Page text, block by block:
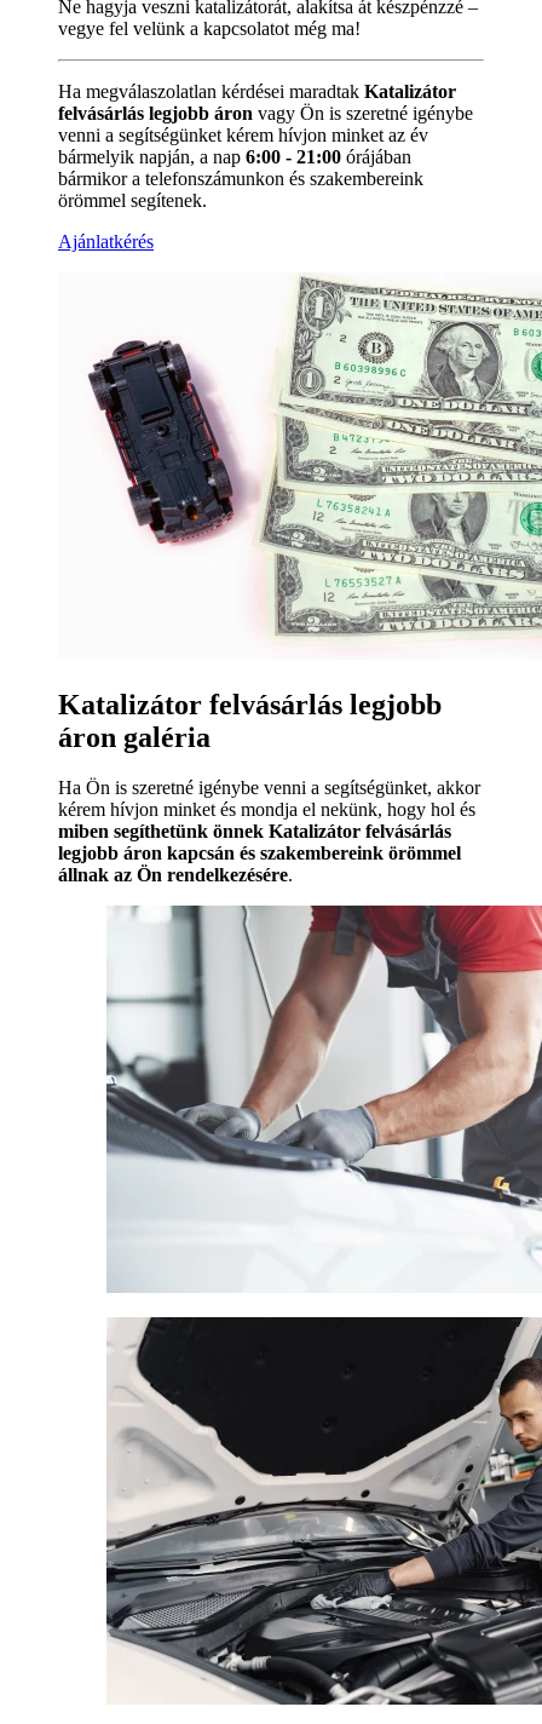
Ne hagyja veszni katalizátorát, alakítsa át készpénzzé –
vegye fel velünk a kapcsolatot még ma!
Ha megválaszolatlan kérdései maradtak Katalizátor
felvásárlás legjobb áron vagy Ön is szeretné igénybe
venni a segítségünket kérem hívjon minket az év
bármelyik napján, a nap 6:00 - 21:00 órájában
bármikor a telefonszámunkon és szakembereink
örömmel segítenek.
Ajánlatkérés
Katalizátor felvásárlás legjobb
áron galéria
Ha Ön is szeretné igénybe venni a segítségünket, akkor
kérem hívjon minket és mondja el nekünk, hogy hol és
miben segíthetünk önnek Katalizátor felvásárlás
legjobb áron kapcsán és szakembereink örömmel
állnak az Ön rendelkezésére.